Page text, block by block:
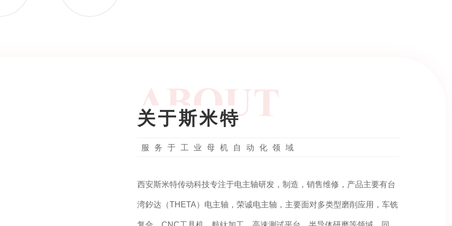
关于斯米特
服务于工业母机自动化领域
西安斯米特传动科技专注于电主轴研发，制造，销售维修，产品主要有台
湾釸达（THETA）电主轴，荣诚电主轴，主要面对多类型磨削应用，车铣